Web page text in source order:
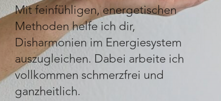
Mit feinfühligen, energetischen
Methoden helfe ich dir,
Disharmonien im Energiesystem
auszugleichen. Dabei arbeite ich
vollkommen schmerzfrei und
ganzheitlich.